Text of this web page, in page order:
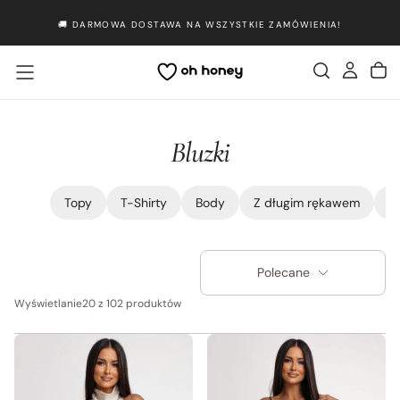
🚚 DARMOWA DOSTAWA NA WSZYSTKIE ZAMÓWIENIA!
Bluzki
Topy T-Shirty Body Z długim rękawem
Polecane
Wyświetlanie20 z 102 produktów